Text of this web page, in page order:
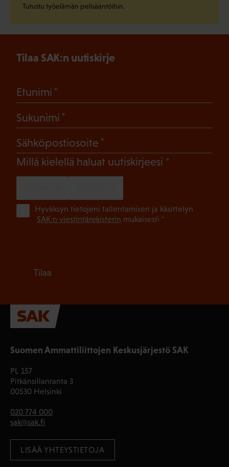
Tutustu työelämän pelisääntöihin.
Suomen Ammattiliittojen Keskusjärjestö SAK
PL 157
Pitkänsillanranta 3
00530 Helsinki
020 774 000
sak@sak.fi
LISÄÄ YHTEYSTIETOJA
Tilaa SAK:n uutiskirje
Etunimi
Sukunimi
Sähköpostiosoite
Millä kielellä haluat uutiskirjeesi (Pakollinen)
Hyväksyn tietojeni tallentamisen ja käsittelyn
SAK:n viestintärekisterin mukaisesti *
Tilaa